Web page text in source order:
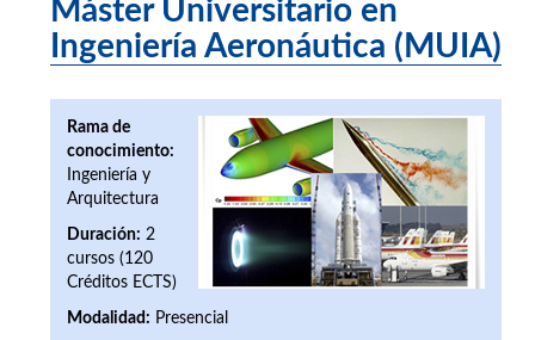
Máster Universitario en
Ingeniería Aeronáutica (MUIA)
Rama de
conocimiento:
Ingeniería y
Arquitectura
Duración: 2
cursos (120
Créditos ECTS)
Modalidad: Presencial